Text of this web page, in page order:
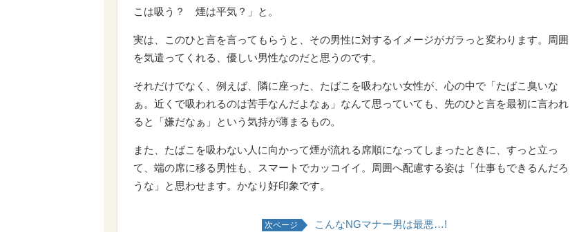
こは吸う？ 煙は平気？」と。
実は、このひと言を言ってもらうと、その男性に対するイメージがガラっと変わります。周囲
を気遣ってくれる、優しい男性なのだと思うのです。
それだけでなく、例えば、隣に座った、たばこを吸わない女性が、心の中で「たばこ臭いな
ぁ。近くで吸われるのは苦手なんだよなぁ」なんて思っていても、先のひと言を最初に言われ
ると「嫌だなぁ」という気持が薄まるもの。
また、たばこを吸わない人に向かって煙が流れる席順になってしまったときに、すっと立っ
て、端の席に移る男性も、スマートでカッコイイ。周囲へ配慮する姿は「仕事もできるんだろ
うな」と思わせます。かなり好印象です。
次ページ こんなNGマナー男は最悪…!